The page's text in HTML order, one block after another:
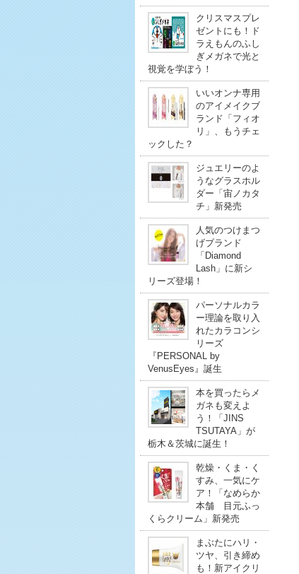
クリスマスプレ
ゼントにも！ド
ラえもんのふし
ぎメガネで光と
視覚を学ぼう！
いいオンナ専用
のアイメイクブ
ランド「フィオ
リ」、もうチェ
ックした？
ジュエリーのよ
うなグラスホル
ダー「宙ノカタ
チ」新発売
人気のつけまつ
げブランド
「Diamond
Lash」に新シ
リーズ登場！
パーソナルカラ
ー理論を取り入
れたカラコンシ
リーズ
『PERSONAL by
VenusEyes』誕生
本を買ったらメ
ガネも変えよ
う！「JINS
TSUTAYA」が
栃木＆茨城に誕生！
乾燥・くま・く
すみ、一気にケ
ア！「なめらか
本舗 目元ふっ
くらクリーム」新発売
まぶたにハリ・
ツヤ、引き締め
も！新アイクリ